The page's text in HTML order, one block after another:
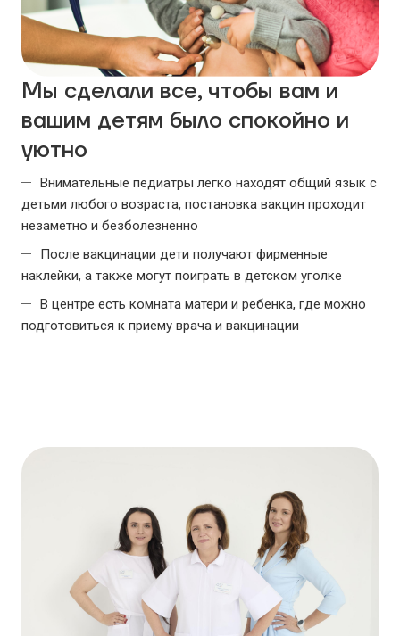
Мы сделали все, чтобы вам и
вашим детям было спокойно и
уютно
Внимательные педиатры легко находят общий язык с
детьми любого возраста, постановка вакцин проходит
незаметно и безболезненно
После вакцинации дети получают фирменные
наклейки, a также могут поиграть в детском уголке
В центре есть комната матери и ребенка, где можно
подготовиться к приему врача и вакцинации